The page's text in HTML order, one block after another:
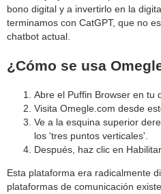
bono digital y a invertirlo en la
terminamos con CatGPT, que no
chatbot actual.
¿Cómo se usa
Abre el Puffin Browser en tu
Visita Omegle.com desde
Ve a la esquina superior
los 'tres puntos verticales'.
Después, haz clic en
Esta plataforma era radicalmente
plataformas de comunicación